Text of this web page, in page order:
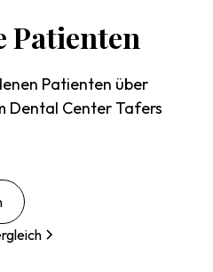
Patienten
Patienten über
Dental Center Tafers